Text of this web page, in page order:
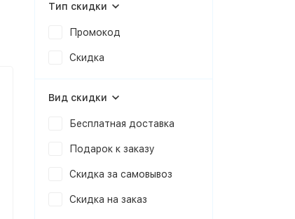
Тип скидки
Промокод
Скидка
Вид скидки
Бесплатная доставка
Подарок к заказу
Скидка за самовывоз
Скидка на заказ